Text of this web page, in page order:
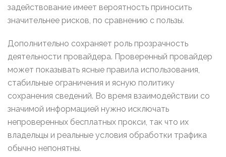
задействование имеет вероятность приносить
значительнее рисков, по сравнению с пользы.
Дополнительно сохраняет роль прозрачность
деятельности провайдера. Проверенный провайдер
может показывать ясные правила использования,
стабильные ограничения и ясную политику
сохранения сведений. Во время взаимодействии со
значимой информацией нужно исключать
непроверенных бесплатных прокси, так что их
владельцы и реальные условия обработки трафика
обычно непонятны.